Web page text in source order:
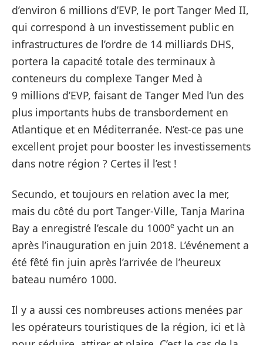
d’environ 6 millions d’EVP, le port Tanger Med II,
qui correspond à un investissement public en
infrastructures de l’ordre de 14 milliards DHS,
portera la capacité totale des terminaux à
conteneurs du complexe Tanger Med à
9 millions d’EVP, faisant de Tanger Med l’un des
plus importants hubs de transbordement en
Atlantique et en Méditerranée. N’est-ce pas une
excellent projet pour booster les investissements
dans notre région ? Certes il l’est !
Secundo, et toujours en relation avec la mer,
mais du côté du port Tanger-Ville, Tanja Marina
Bay a enregistré l’escale du 1000e yacht un an
après l’inauguration en juin 2018. L’événement a
été fêté fin juin après l’arrivée de l’heureux
bateau numéro 1000.
Il y a aussi ces nombreuses actions menées par
les opérateurs touristiques de la région, ici et là